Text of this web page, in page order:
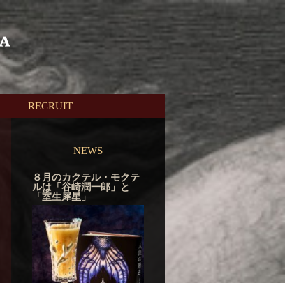
RECRUIT
NEWS
８月のカクテル・モクテ
ルは「谷崎潤一郎」と
「室生犀星」